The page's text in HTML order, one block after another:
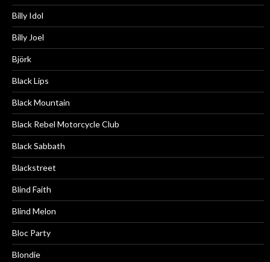
Billy Idol
Billy Joel
Björk
Black Lips
Black Mountain
Black Rebel Motorcycle Club
Black Sabbath
Blackstreet
Blind Faith
Blind Melon
Bloc Party
Blondie